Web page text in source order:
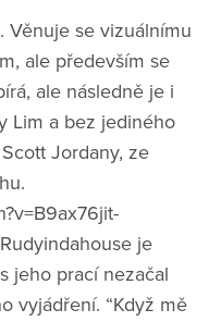
Věnuje se vizuálnímu
ale především se
ale následně je i
Lim a bez jediného
Jordany, ze
je
jeho prací nezačal
vyjádření. “Když mě